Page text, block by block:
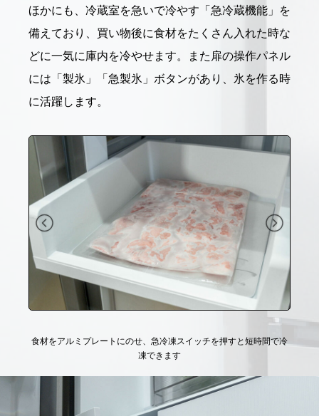
ほかにも、冷蔵室を急いで冷やす「急冷蔵機能」を
備えており、買い物後に食材をたくさん入れた時な
どに一気に庫内を冷やせます。また扉の操作パネル
には「製氷」「急製氷」ボタンがあり、氷を作る時
に活躍します。
食材をアルミプレートにのせ、急冷凍スイッチを押すと短時間で冷
凍できます